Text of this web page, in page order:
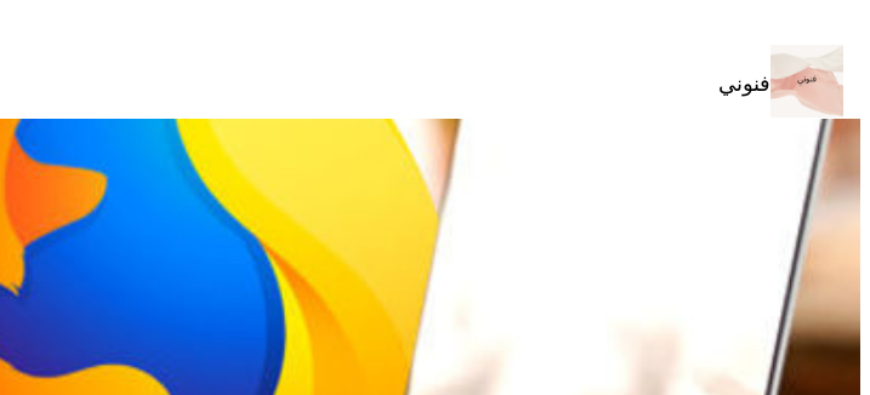
المحتوى
فنوني